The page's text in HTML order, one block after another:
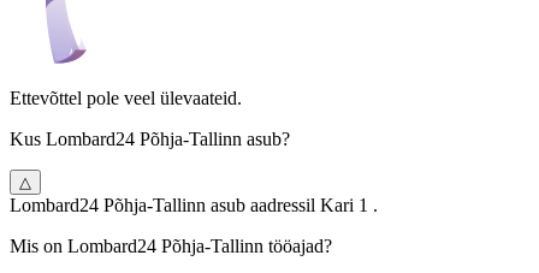
Ettevõttel pole veel ülevaateid.
Kus Lombard24 Põhja-Tallinn asub?
△
Lombard24 Põhja-Tallinn asub aadressil Kari 1 .
Mis on Lombard24 Põhja-Tallinn tööajad?